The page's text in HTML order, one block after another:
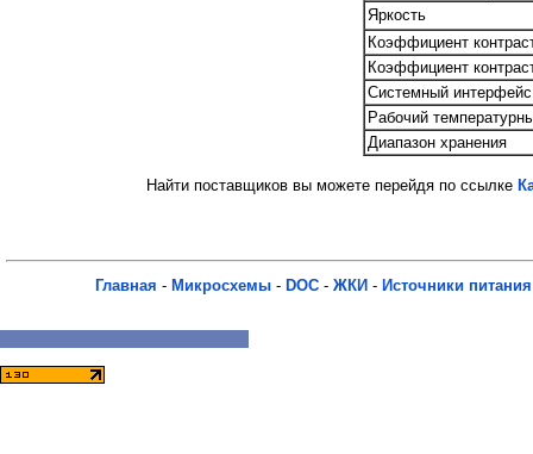
Яркость
Коэффициент
Коэффициент
Системный интерфейс
Рабочий
Диапазон хранения
Найти поставщиков вы можете перейдя по ссылке
Главная - Микросхемы - DOC - ЖКИ - Источники питания